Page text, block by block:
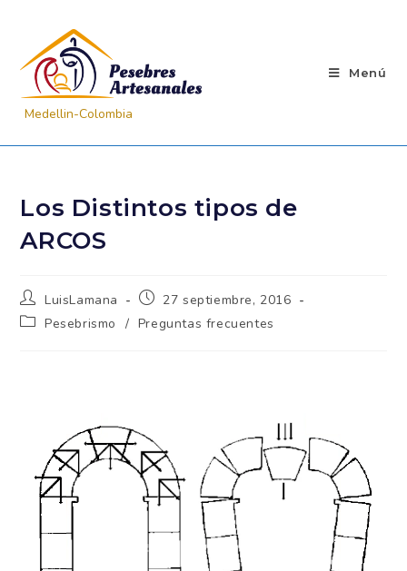
Menú
Los Distintos tipos de
ARCOS
LuisLamana
27 septiembre, 2016
Pesebrismo
/ Preguntas frecuentes